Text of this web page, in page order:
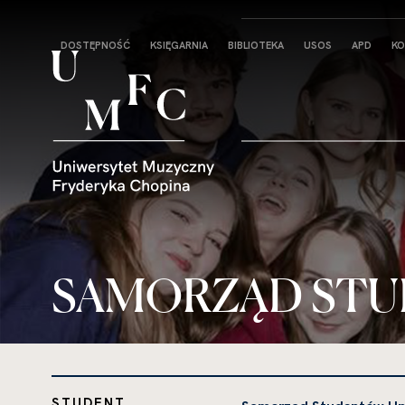
Strona
główna
DOSTĘPNOŚĆ KSIĘGARNIA BIBLIOTEKA USOS APD
SAMORZĄD